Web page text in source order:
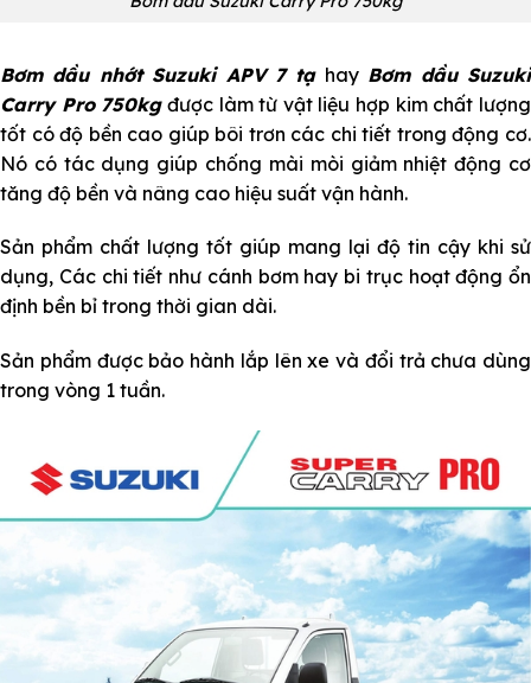
Bơm dầu nhớt Suzuki APV 7 tạhay Bơm dầu Suzuki
Carry Pro 750kgđược làm từ vật liệu hợp kim chất lượng
tốt có độ bền cao giúp bôi trơn các chi tiết trong động cơ.
Nó có tác dụng giúp chống mài mòi giảm nhiệt động cơ
tăng độ bền và nâng cao hiệu suất vận hành.
Sản phẩm chất lượng tốt giúp mang lại độ tin cậy khi sử
dụng, Các chi tiết như cánh bơm hay bi trục hoạt động ổn
định bền bỉ trong thời gian dài.
Sản phẩm được bảo hành lắp lên xe và đổi trả chưa dùng
trong vòng 1 tuần.